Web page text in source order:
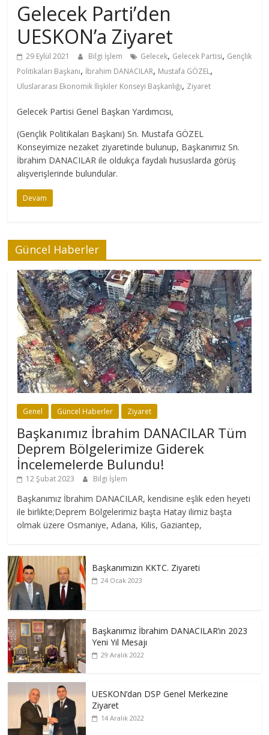
Gelecek Parti’den
UESKON’a Ziyaret
29 Eylül 2021 Bilgi İşlem Gelecek, Gelecek Partisi, Gençlik
Politikaları Başkanı, İbrahim DANACILAR, Mustafa GÖZEL,
Uluslararası Ekonomik İlişkiler Konseyi Başkanlığı, Ziyaret
Gelecek Partisi Genel Başkan Yardımcısı,
(Gençlik Politikaları Başkanı) Sn. Mustafa GÖZEL
Konseyimize nezaket ziyaretinde bulunup, Başkanımız Sn.
İbrahim DANACILAR ile oldukça faydalı hususlarda görüş
alışverişlerinde bulundular.
Devam
Güncel Haberler
Genel Güncel Haberler Ziyaret
Başkanımız İbrahim DANACILAR Tüm
Deprem Bölgelerimize Giderek
İncelemelerde Bulundu!
12 Şubat 2023 Bilgi İşlem
Başkanımız İbrahim DANACILAR, kendisine eşlik eden heyeti
ile birlikte;Deprem Bölgelerimiz başta Hatay ilimiz başta
olmak üzere Osmaniye, Adana, Kilis, Gaziantep,
Başkanımızın KKTC. Ziyareti
24 Ocak 2023
Başkanımız İbrahim DANACILAR’ın 2023
Yeni Yıl Mesajı
29 Aralık 2022
UESKON’dan DSP Genel Merkezine
Ziyaret
14 Aralık 2022